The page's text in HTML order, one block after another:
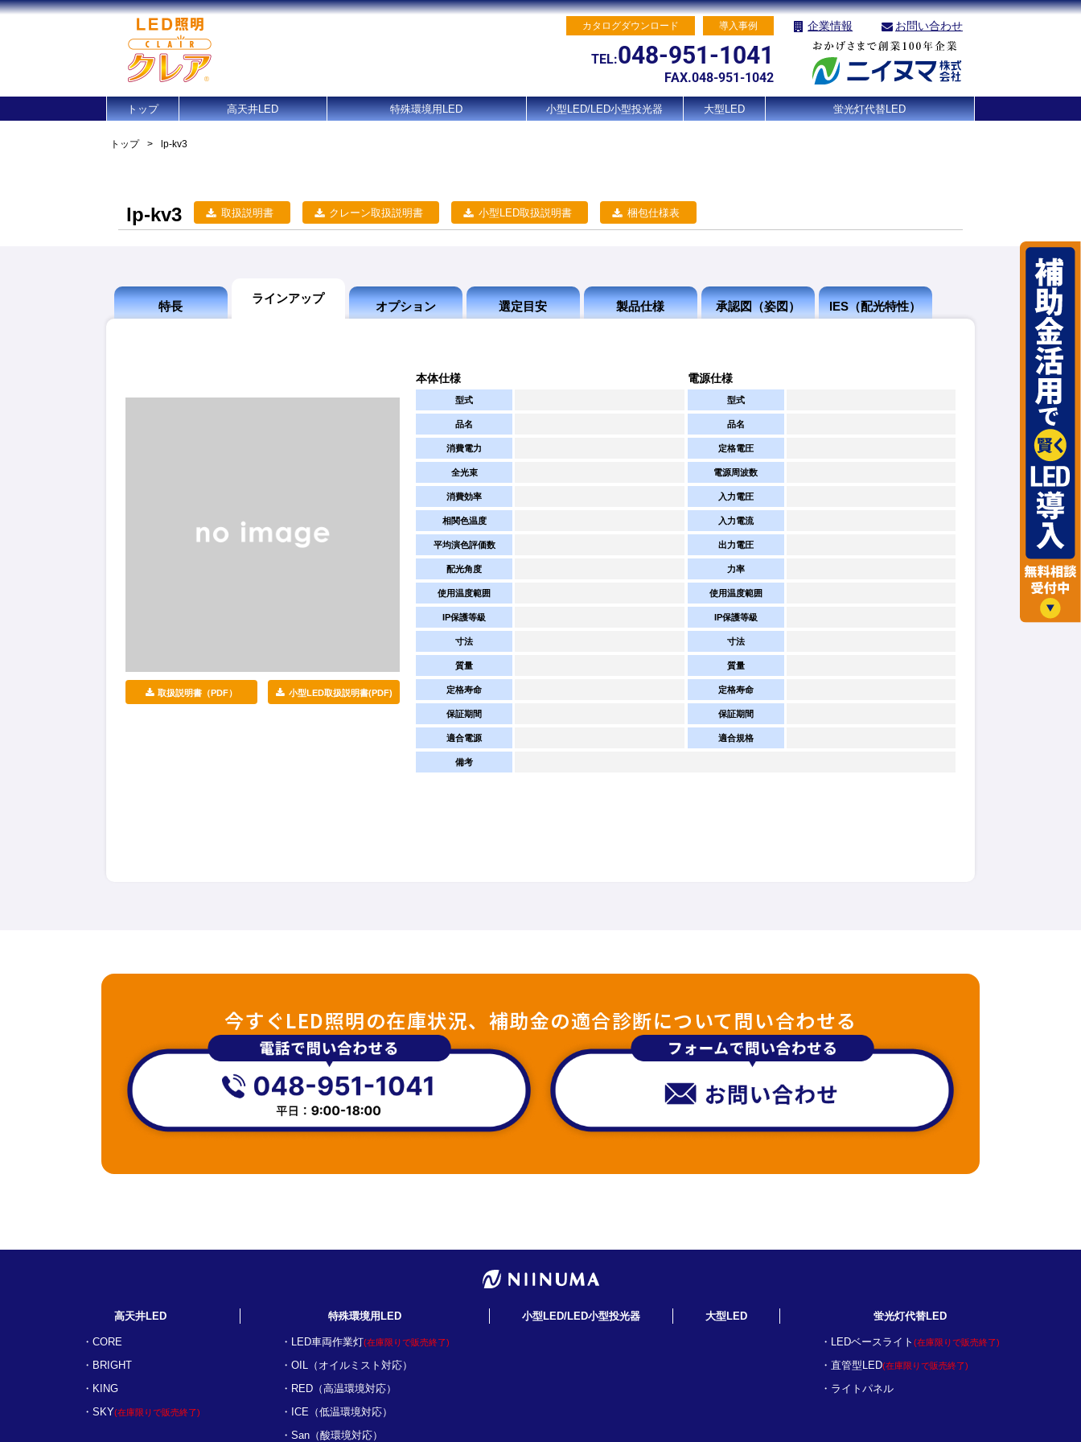
カタログダウンロード 導入事例
TEL:048-951-1041
FAX.048-951-1042
企業情報 お問い合わせ
トップ 高天井LED 特殊環境用LED 小型LED/LED小型投光器 大型LED 蛍光灯代替LED
トップ > lp-kv3
lp-kv3 取扱説明書 クレーン取扱説明書 小型LED取扱説明書 梱包仕様表
特長
ラインアップ
オプション 選定目安 製品仕様 承認図（姿図） IES（配光特性）
取扱説明書（PDF） 小型LED取扱説明書(PDF)
本体仕様
型式
品名
消費電力
全光束
消費効率
相関色温度
平均演色評価数
配光角度
使用温度範囲
IP保護等級
寸法
質量
定格寿命
保証期間
適合電源
電源仕様
型式
品名
定格電圧
電源周波数
入力電圧
入力電流
出力電圧
力率
使用温度範囲
IP保護等級
寸法
質量
定格寿命
保証期間
適合規格
備考
今すぐLED照明の在庫状況、補助金の適合診断について問い合わせる
高天井LED
CORE
BRIGHT
KING
SKY(在庫限りで販売終了)
特殊環境用LED
LED車両作業灯(在庫限りで販売終了)
OIL（オイルミスト対応）
RED（高温環境対応）
ICE（低温環境対応）
San（酸環境対応）
小型LED/LED小型投光器 大型LED 蛍光灯代替LED
LEDベースライト (在庫限りで販売終了)
直管型LED(在庫限りで販売終了)
ライトパネル